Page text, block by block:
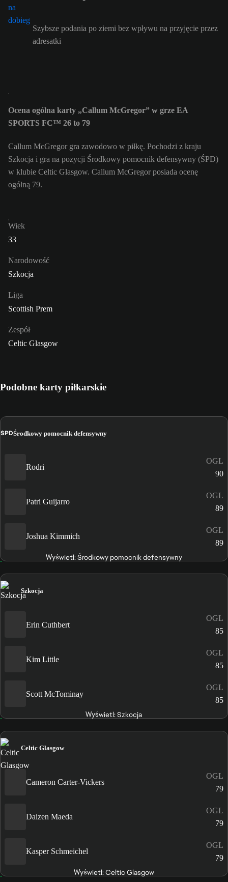
Szybsze podania po ziemi bez wpływu na przyjęcie przez
adresatki
Ocena ogólna karty „Callum McGregor” w grze EA
SPORTS FC™ 26 to 79
Callum McGregor gra zawodowo w piłkę. Pochodzi z kraju
Szkocja i gra na pozycji Środkowy pomocnik defensywny (ŚPD)
w klubie Celtic Glasgow. Callum McGregor posiada ocenę
ogólną 79.
Wiek
33
Narodowość
Szkocja
Liga
Scottish Prem
Zespół
Celtic Glasgow
Podobne karty piłkarskie
ŚPDŚrodkowy pomocnik defensywny
Rodri
OGL
90
Patri Guijarro
OGL
89
Joshua Kimmich
OGL
89
Wyświetl: Środkowy pomocnik defensywny
Szkocja
Erin Cuthbert
OGL
85
Kim Little
OGL
85
Scott McTominay
OGL
85
Wyświetl: Szkocja
Celtic Glasgow
Cameron Carter-Vickers
OGL
79
Daizen Maeda
OGL
79
Kasper Schmeichel
OGL
79
Wyświetl: Celtic Glasgow